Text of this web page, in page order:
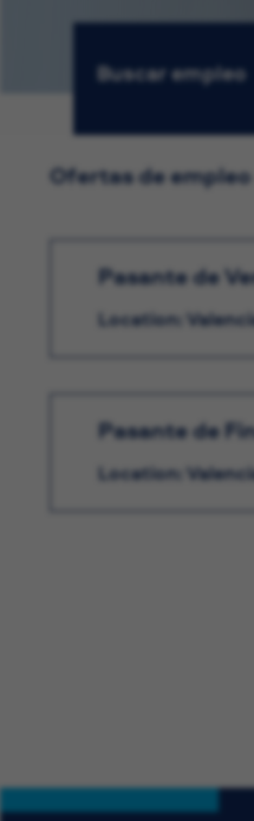
Buscar empleo
Ofertas de
Pasante de
Location:
Pasante de
Location: